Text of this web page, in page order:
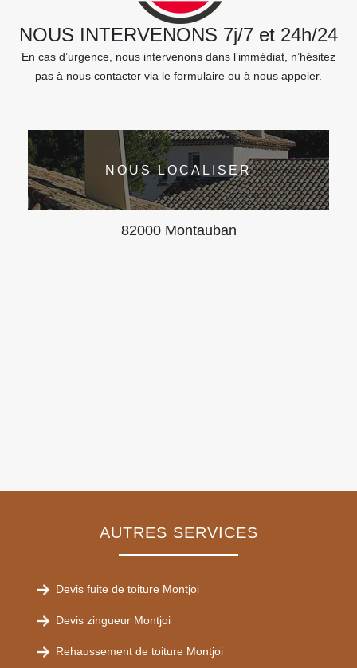
NOUS INTERVENONS 7j/7 et 24h/24
En cas d’urgence, nous intervenons dans l’immédiat, n’hésitez
pas à nous contacter via le formulaire ou à nous appeler.
NOUS LOCALISER
82000 Montauban
AUTRES SERVICES
Devis fuite de toiture Montjoi
Devis zingueur Montjoi
Rehaussement de toiture Montjoi